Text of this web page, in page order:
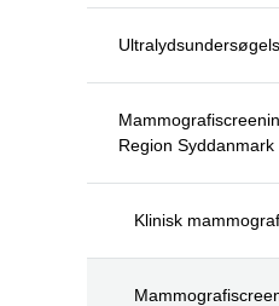
Region Syddanmark
Klinisk